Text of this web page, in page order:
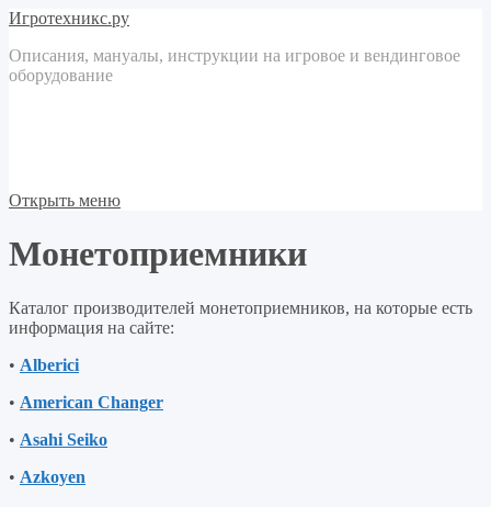
Игротехникс.ру
Описания, мануалы, инструкции на игровое и вендинговое
оборудование
Открыть меню
Монетоприемники
Каталог производителей монетоприемников, на которые есть
информация на сайте:
• Alberici
• American Changer
• Asahi Seiko
• Azkoyen